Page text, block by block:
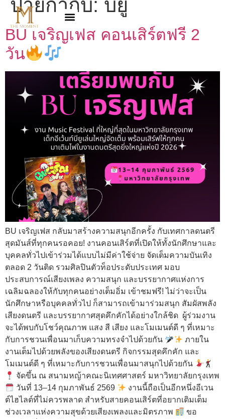
ป้ายกำกับ: บียู
BU เจริญเฟส คอนเสิร์ตฟรี 2
วัน
BU เจริญเฟส กลับมาสร้างความสนุกอีกครั้ง กับเทศกาลดนตรี
สุดมันส์ที่ทุกคนรอคอย! งานคอนเสิร์ตที่เปิดให้ทั้งนักศึกษาและ
บุคคลทั่วไปเข้าร่วมได้แบบไม่มีค่าใช้จ่าย จัดเต็มความบันเทิง
ตลอด 2 วันติด รวมศิลปินตัวท็อประดับประเทศ มอบ
ประสบการณ์เสียงเพลง ความสนุก และบรรยากาศแห่งการ
เฉลิมฉลองให้กับทุกคนอย่างเต็มอิ่ม เข้าชมฟรี! ไม่ว่าจะเป็น
นักศึกษาหรือบุคคลทั่วไป ก็สามารถเข้ามาร่วมสนุก สัมผัสพลัง
เสียงดนตรี และบรรยากาศสุดคึกคักได้อย่างใกล้ชิด ผู้ร่วมงาน
จะได้พบกับโชว์คุณภาพ แสง สี เสียง และโมเมนต์ดี ๆ ที่เหมาะ
กับการชวนเพื่อนมาเก็บความทรงจำไปด้วยกัน
ภายใน
งานเต็มไปด้วยพลังของเสียงดนตรี กิจกรรมสุดคึกคัก และ
โมเมนต์ดี ๆ ที่เหมาะกับการชวนเพื่อนมาสนุกไปด้วยกัน
จัดขึ้น ณ สนามหญ้าคณะนิเทศศาสตร์ มหาวิทยาลัยกรุงเทพ
วันที่ 13–14 กุมภาพันธ์ 2569
งานนี้ถือเป็นอีกหนึ่งอีเวน
ต์ไฮไลต์ที่ไม่ควรพลาด สำหรับสายคอนเสิร์ตที่อยากเติมเต็ม
ช่วงเวลาแห่งความสุขด้วยเสียงเพลงและมิตรภาพ
ขอ